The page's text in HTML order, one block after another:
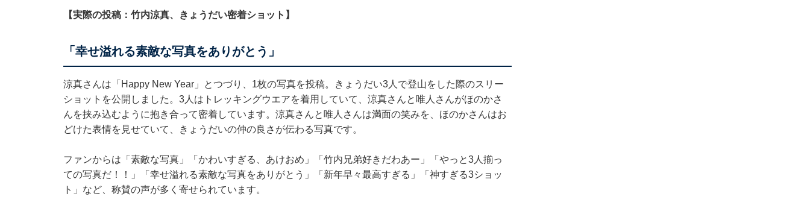
【実際の投稿：竹内涼真、きょうだい密着ショット】
「幸せ溢れる素敵な写真をありがとう」
涼真さんは「Happy New Year」とつづり、1枚の写真を投稿。きょうだい3人で登山をした際のスリー
ショットを公開しました。3人はトレッキングウエアを着用していて、涼真さんと唯人さんがほのかさ
んを挟み込むように抱き合って密着しています。涼真さんと唯人さんは満面の笑みを、ほのかさんはお
どけた表情を見せていて、きょうだいの仲の良さが伝わる写真です。
ファンからは「素敵な写真」「かわいすぎる、あけおめ」「竹内兄弟好きだわあー」「やっと3人揃っ
ての写真だ！！」「幸せ溢れる素敵な写真をありがとう」「新年早々最高すぎる」「神すぎる3ショッ
ト」など、称賛の声が多く寄せられています。